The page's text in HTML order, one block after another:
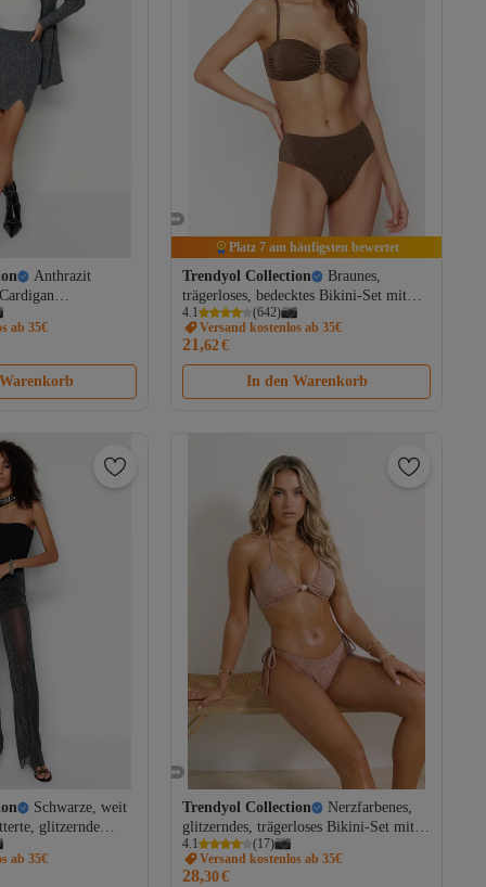
Anthrazit
Set
ab 35€
Platz 7 am häufigsten bewertet
Trendyol Collection
Braunes,
trägerloses, bedecktes Bikini-Set mit
normaler, hoher Taille und glitzernden
Accessoires TBESS24BT00054
4.1 (642)
Versand kostenlos ab 35€
21,62€
In den Warenkorb
Schwarze, weit
glitzernde
ab 35€
Trendyol Collection
Nerzfarbenes,
glitzerndes, trägerloses Bikini-Set mit
Zubehör und niedriger Taille, regulärer
Schnitt TBESS26BT00037
4.1 (17)
Versand kostenlos ab 35€
28,30€